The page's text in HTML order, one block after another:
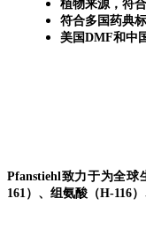
植物来源，符
符合多国药典
美国DMF和中
Pfanstiehl致力于为全球
161）、 组氨酸（H-116